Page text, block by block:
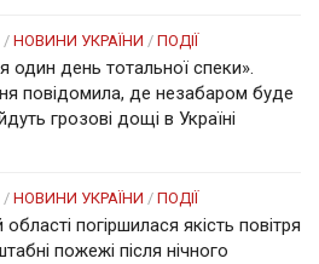
/ НОВИНИ УКРАЇНИ / ПОДІЇ
один день тотальної спеки».
повідомила, де незабаром буде
грозові дощі в Україні
/ НОВИНИ УКРАЇНИ / ПОДІЇ
області погіршилася якість повітря
пожежі після нічного